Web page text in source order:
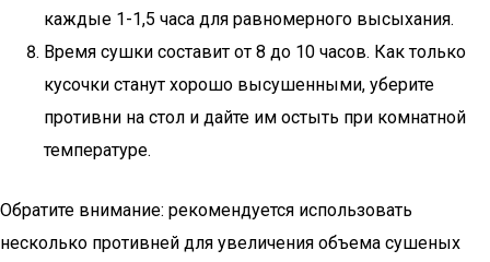
каждые 1-1,5 часа для равномерного высыхания.
Время сушки составит от 8 до 10 часов. Как только
кусочки станут хорошо высушенными, уберите
противни на стол и дайте им остыть при комнатной
температуре.
Обратите внимание: рекомендуется использовать
несколько противней для увеличения объема сушеных